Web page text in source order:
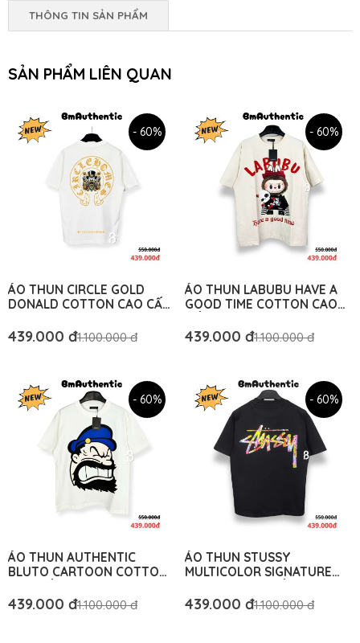
THÔNG TIN SẢN PHẨM
SẢN PHẨM LIÊN QUAN
- 60%
ÁO THUN CIRCLE GOLD
DONALD COTTON CAO CẤP
AUTHENTIC
439.000 đ1.100.000 đ
- 60%
ÁO THUN LABUBU HAVE A
GOOD TIME COTTON CAO
AUTHENTIC
439.000 đ1.100.000 đ
- 60%
ÁO THUN AUTHENTIC
BLUTO CARTOON COTTON
AUTHENTIC
439.000 đ1.100.000 đ
- 60%
ÁO THUN STUSSY
MULTICOLOR SIGNATURE
AUTHENTIC
439.000 đ1.100.000 đ